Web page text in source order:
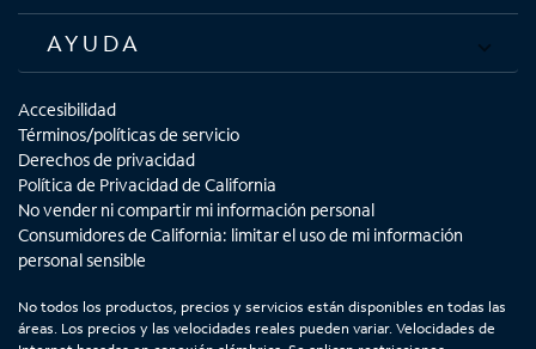
AYUDA
Accesibilidad
Términos/políticas de servicio
Derechos de privacidad
Política de Privacidad de California
No vender ni compartir mi información personal
Consumidores de California: limitar el uso de mi información
personal sensible
No todos los productos, precios y servicios están disponibles en todas las
áreas. Los precios y las velocidades reales pueden variar. Velocidades de